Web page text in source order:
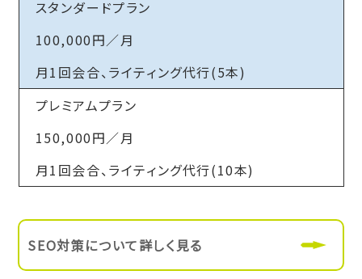
スタンダードプラン
100,000円／月
月1回会合、ライティング代行(5本)
プレミアムプラン
150,000円／月
月1回会合、ライティング代行(10本)
SEO対策について詳しく見る